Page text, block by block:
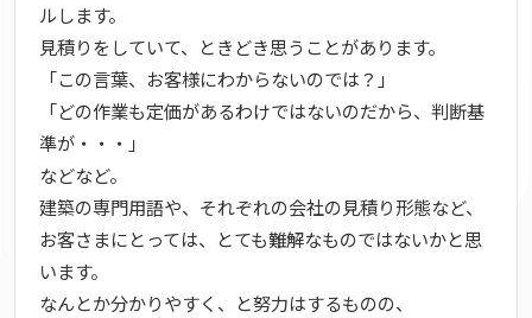
ルします。
見積りをしていて、ときどき思うことがあります。
「この言葉、お客様にわからないのでは？」
「どの作業も定価があるわけではないのだから、判断基
準が・・・」
などなど。
建築の専門用語や、それぞれの会社の見積り形態など、
お客さまにとっては、とても難解なものではないかと思
います。
なんとか分かりやすく、と努力はするものの、